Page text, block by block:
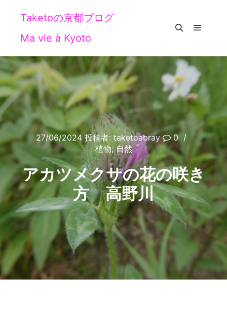
Taketoの京都ブログ
Ma vie à Kyoto
27/06/2024投稿者:taketoabray
0
植物,自然
アカツメクサの花の咲き
方 高野川